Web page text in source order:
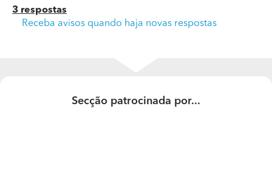
3 respostas
Receba avisos quando haja novas respostas
Secção patrocinada por...